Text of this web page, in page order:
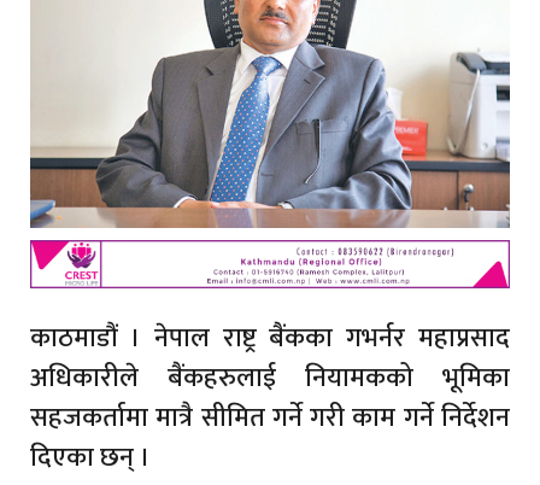
काठमाडौं । नेपाल राष्ट्र बैंकका गभर्नर महाप्रसाद
अधिकारीले बैंकहरुलाई नियामकको भूमिका
सहजकर्तामा मात्रै सीमित गर्ने गरी काम गर्ने निर्देशन
दिएका छन् ।